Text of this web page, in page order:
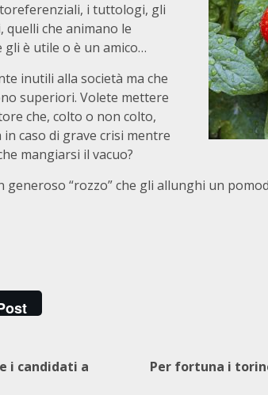
i tuttologi, gli
quelli che animano le
è utile o è un amico…
inutili alla società ma che
superiori. Volete mettere
che, colto o non colto,
caso di grave crisi mentre
mangiarsi il vacuo?
generoso “rozzo” che gli allunghi un
i candidati a
Per fortuna i